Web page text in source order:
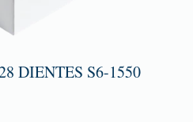
DIENTES S6-1550